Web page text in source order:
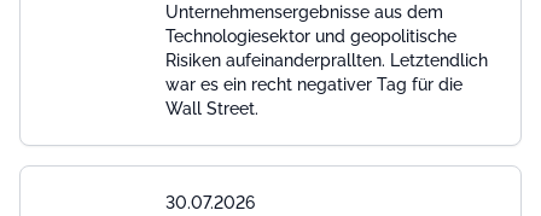
Unternehmensergebnisse aus dem
Technologiesektor und geopolitische
Risiken aufeinanderprallten. Letztendlich
war es ein recht negativer Tag für die
Wall Street.
30.07.2026